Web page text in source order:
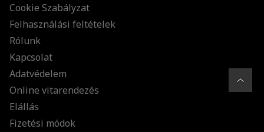
Cookie Szabályzat
Felhasználási feltételek
Rólunk
Kapcsolat
Adatvédelem
Online vitarendezés
Elállás
Fizetési módok